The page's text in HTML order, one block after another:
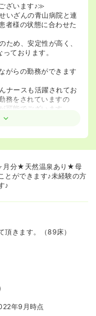
ざいます♪≫
いざんの青山病院と連
者様の状態に合わせた
め、安定性が高く、
ております。
がらの勤務ができます
ナースも活躍されてお
務をされていますの
可能でございます。
されております。様々
さまが安心して、かつ
を行っております。
ービス提供と、職員の
月分★天然温泉あり★母
とができます♪未経験の方
♪
頂きます。（89床）
年9月時点